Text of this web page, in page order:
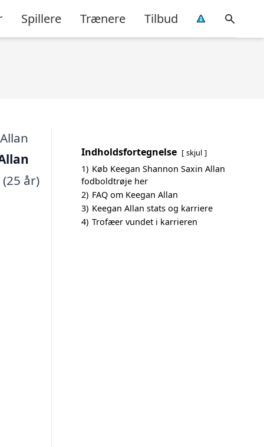
Spillere Trænere Tilbud
år)
Indholdsfortegnelse skjul
1) Køb Keegan Shannon Saxin Allan
fodboldtrøje her
2) FAQ om Keegan Allan
3) Keegan Allan stats og karriere
4) Trofæer vundet i karrieren